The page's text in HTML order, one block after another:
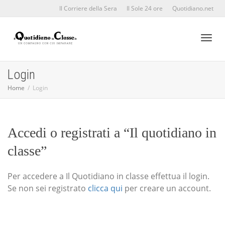
Il Corriere della Sera Il Sole 24 ore Quotidiano.net
Login
Home Login
Accedi o registrati a “Il quotidiano in
classe”
Per accedere a Il Quotidiano in classe effettua il login.
Se non sei registrato clicca qui per creare un account.